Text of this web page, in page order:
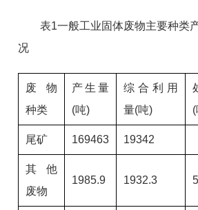
表1一般工业固体废物主要种类
况
废物
种类
产生量
(吨)
综合利用
量(吨)
尾矿 169463 19342
其他
废物
1985.9 1932.3